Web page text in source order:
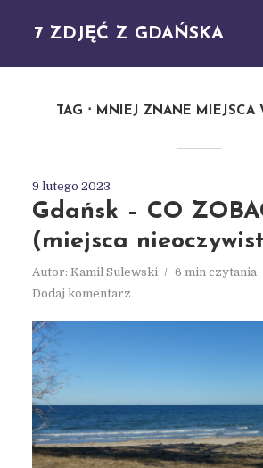
7 ZDJĘĆ Z GDAŃSKA
TAG MNIEJ ZNANE MIEJSCA
9 lutego 2023
Gdańsk – CO
(miejsca
Autor: Kamil Sulewski
6 min czytania
Dodaj komentarz